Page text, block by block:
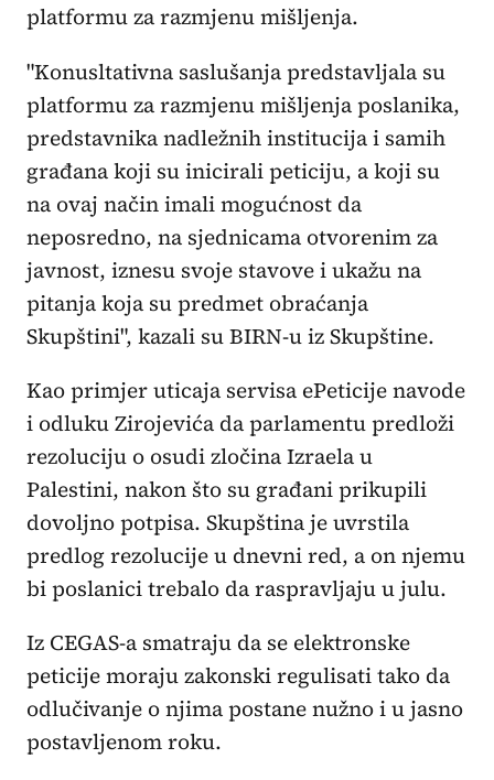
platformu za razmjenu mišljenja.
"Konusltativna saslušanja predstavljala su
platformu za razmjenu mišljenja poslanika,
predstavnika nadležnih institucija i samih
građana koji su inicirali peticiju, a koji su
na ovaj način imali mogućnost da
neposredno, na sjednicama otvorenim za
javnost, iznesu svoje stavove i ukažu na
pitanja koja su predmet obraćanja
Skupštini", kazali su BIRN-u iz Skupštine.
Kao primjer uticaja servisa ePeticije navode
i odluku Zirojevića da parlamentu predloži
rezoluciju o osudi zločina Izraela u
Palestini, nakon što su građani prikupili
dovoljno potpisa. Skupština je uvrstila
predlog rezolucije u dnevni red, a on njemu
bi poslanici trebalo da raspravljaju u julu.
Iz CEGAS-a smatraju da se elektronske
peticije moraju zakonski regulisati tako da
odlučivanje o njima postane nužno i u jasno
postavljenom roku.